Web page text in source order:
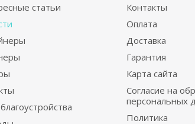
статьи
Контакты
Оплата
Доставка
Гарантия
Карта сайта
Согласие на
персональных
Политика